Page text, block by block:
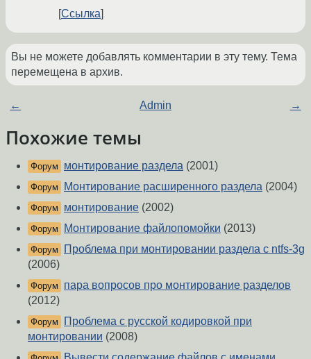
Ссылка
Вы не можете добавлять комментарии в эту тему. Тема
перемещена в архив.
← Admin →
Похожие темы
Форум монтирование раздела (2001)
Форум Монтирование расширенного раздела (2004)
Форум монтирование (2002)
Форум Монтирование файлопомойки (2013)
Форум
Проблема при монтировании раздела с ntfs-3g
(2006)
Форум
пара вопросов про монтирование разделов
(2012)
Форум
Проблема с русской кодировкой при
монтировании (2008)